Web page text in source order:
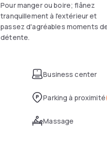
Pour manger ou boire; flânez
tranquillement à l'extérieur et
passez d'agréables moments
détente.
Business center
Parking à proximité
Massage